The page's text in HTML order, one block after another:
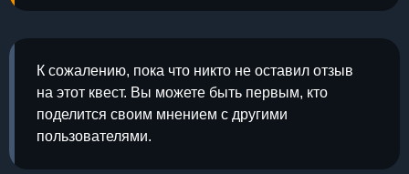
К сожалению, пока что никто не оставил отзыв
на этот квест. Вы можете быть первым, кто
поделится своим мнением с другими
пользователями.